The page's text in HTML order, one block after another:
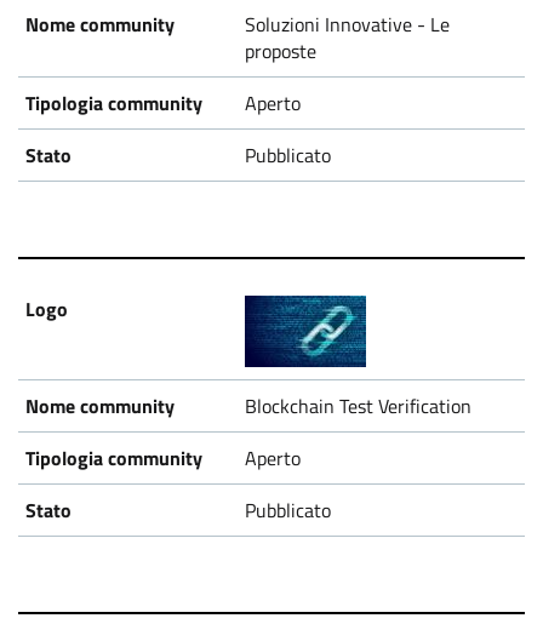
Soluzioni Innovative - Le
proposte
Aperto
Pubblicato
Blockchain Test Verification
Aperto
Pubblicato